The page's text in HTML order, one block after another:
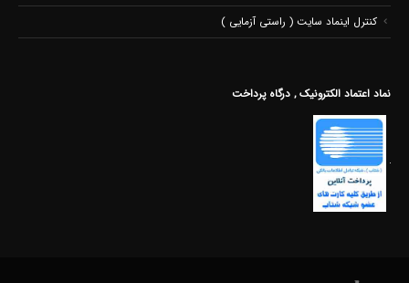
کنترل اینماد سایت ( راستی آزمایی )
نماد اعتماد الکترونیک , درگاه پرداخت